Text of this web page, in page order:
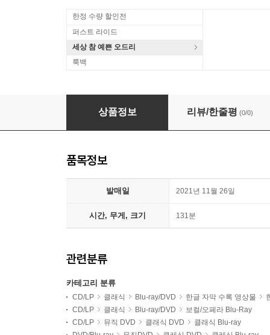
한정 수량 할인전
퍼스트 라이드
세상 참 예쁜 오드리
룩백
Riccardo Frizza 도니체티: 오페라 '벨리사리
상품정보 리뷰/한줄평 (0/0)
품목정보
발매일 2021년 11월 26일
시간, 무게, 크기 131분
관련분류
카테고리 분류
CD/LP 클래식 Blu-ray/DVD 한글 자막 수록 영상물
CD/LP
클래식 Blu-ray/DVD
보컬/오페라 Blu-Ray
CD/LP
뮤직 DVD 클래식 DVD
클래식 Blu-ray